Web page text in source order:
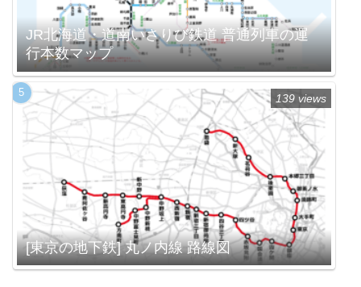
JR北海道・道南いさりび鉄道 普通列車の運
行本数マップ
[東京の地下鉄] 丸ノ内線 路線図
139 views